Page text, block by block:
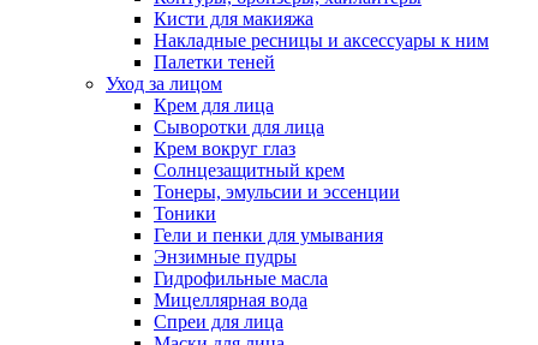
Кисти для макияжа
Накладные ресницы и аксессуары к ним
Палетки теней
Уход за лицом
Крем для лица
Сыворотки для лица
Крем вокруг глаз
Солнцезащитный крем
Тонеры, эмульсии и эссенции
Тоники
Гели и пенки для умывания
Энзимные пудры
Гидрофильные масла
Мицеллярная вода
Спреи для лица